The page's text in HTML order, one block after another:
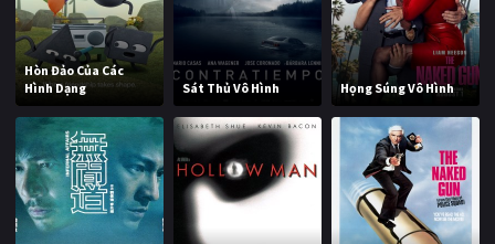
Hòn Đảo Của Các
Hình Dạng
Sát Thủ Vô Hình Họng Súng Vô Hình